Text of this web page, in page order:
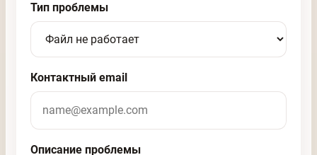
Тип проблемы
Контактный email
Описание проблемы